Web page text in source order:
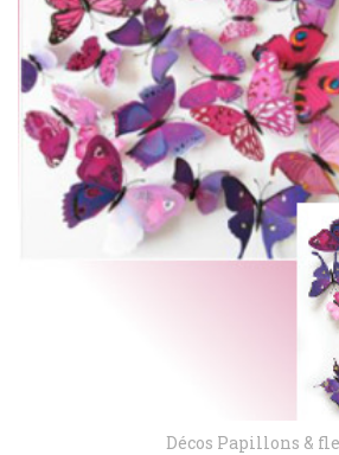
Décos Papillons &